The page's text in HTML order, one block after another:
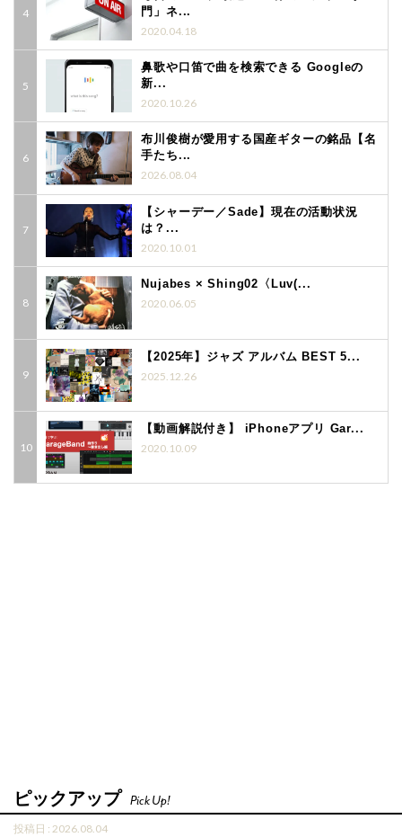
門」ネ...
2020.04.18
鼻歌や口笛で曲を検索できる Googleの
新...
2020.10.26
布川俊樹が愛用する国産ギターの銘品【名
手たち...
2026.08.04
【シャーデー／Sade】現在の活動状況
は？...
2020.10.01
Nujabes × Shing02〈Luv(...
2020.06.05
【2025年】ジャズ アルバム BEST 5...
2025.12.26
【動画解説付き】 iPhoneアプリ Gar...
2020.10.09
ピックアップ Pick Up!
投稿日 : 2026.08.04